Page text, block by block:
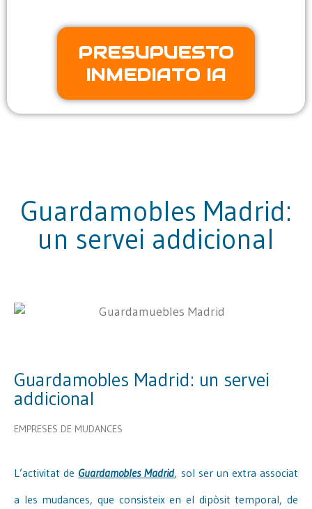
PRESUPUESTO
INMEDIATO IA
Guardamobles Madrid:
un servei addicional
Guardamobles Madrid: un servei
addicional
EMPRESES DE MUDANCES
L’activitat de Guardamobles Madrid, sol ser un extra associat
a les mudances, que consisteix en el dipòsit temporal, de